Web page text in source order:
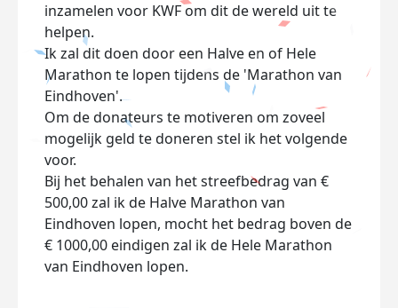
inzamelen voor KWF om dit de wereld uit te
helpen.
Ik zal dit doen door een Halve en of Hele
Marathon te lopen tijdens de 'Marathon van
Eindhoven'.
Om de donateurs te motiveren om zoveel
mogelijk geld te doneren stel ik het volgende
voor.
Bij het behalen van het streefbedrag van €
500,00 zal ik de Halve Marathon van
Eindhoven lopen, mocht het bedrag boven de
€ 1000,00 eindigen zal ik de Hele Marathon
van Eindhoven lopen.